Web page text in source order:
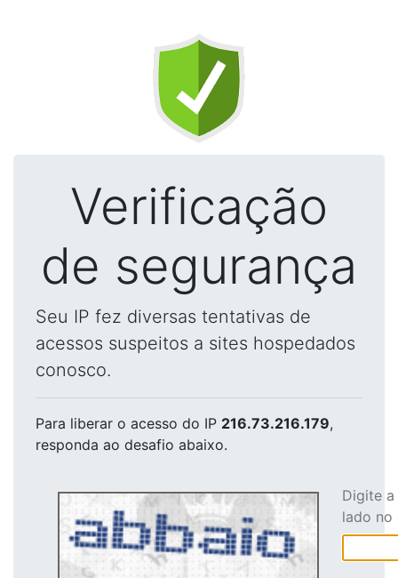
Verificação
de segurança
Seu IP fez diversas tentativas de
acessos suspeitos a sites hospedados
conosco.
Para liberar o acesso do IP 216.73.216.179,
responda ao desafio abaixo.
Digite
lado no